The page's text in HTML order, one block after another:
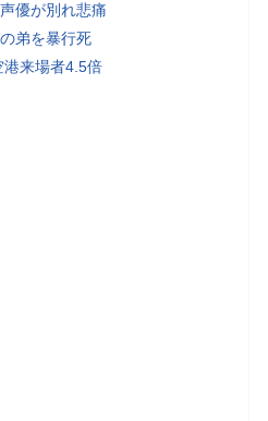
優が別れ悲痛
弟を暴行死
港来場者4.5倍